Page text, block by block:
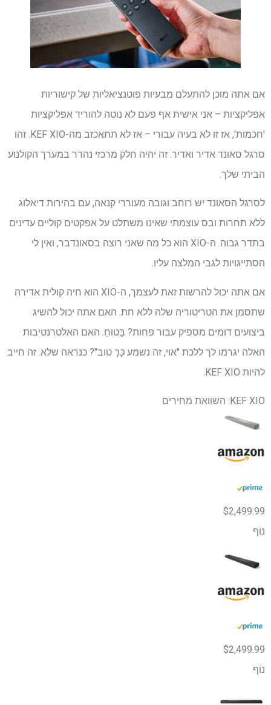
אם אתה מוכן להתעלם מבעיות פוטנציאליות של קישוריות
אפליקציות – אני אישית אף פעם לא נוטה להוריד אפליקציות
'חכמות', אז זו לא בעיה עבורי – אז לא תתאכזב מה-KEF XIO. זהו
סרגל סאונד אדיר ואדיר. זה יהיה חלק מרכזי נהדר במערך הקולנוע
הביתי שלך.
לסרגל הסאונד יש רוחב וגובה מעוררי קנאה, עם בהירות דיאלוג
ללא תחרות ובס עוצמתי שאינו משתלט על אפקטים קוליים עדינים
בתדר גבוה. ה-XIO הוא כל מה שאני רוצה בסאונדבר, ואין לי
הסתייגויות לגבי המלצה עליו.
אם אתה יכול להרשות זאת לעצמך, ה-XIO הוא חיה קולית אדירה
שתסמן את הטריטוריה שלה ללא חת. האם אתה יכול להשיג
ביצועים דומים מספיק עבור פחות? בַּטוּחַ. האם האלטרנטיבות
האלה יגרמו לך ללכת "אוי, זה נשמע כָּך טוב"? כנראה שלא. זה חייב
להיות KEF XIO.
KEF XIO: השוואת מחירים
$2,499.99
נוֹף
$2,499.99
נוֹף